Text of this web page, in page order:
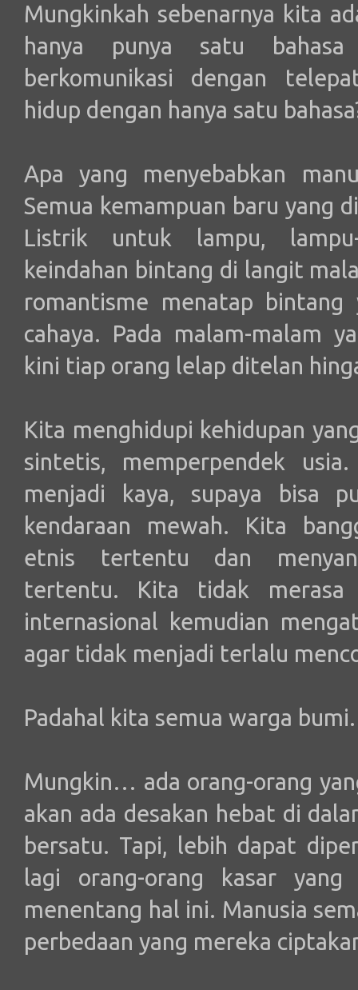
Mungkinkah sebenarnya kita
hanya punya satu
berkomunikasi dengan
hidup dengan hanya satu
Apa yang menyebabkan
Semua kemampuan baru yang
Listrik untuk lampu,
keindahan bintang di langit
romantisme menatap
cahaya. Pada malam-malam
kini tiap orang lelap ditelan
Kita menghidupi kehidupan
sintetis, memperpendek
menjadi kaya, supaya bisa
kendaraan mewah. Kita
etnis tertentu dan
tertentu. Kita tidak merasa
internasional kemudian
agar tidak menjadi terlalu
Padahal kita semua warga bumi.
Mungkin… ada orang-orang
akan ada desakan hebat di
bersatu. Tapi, lebih dapat
lagi orang-orang kasar
menentang hal ini. Manusia
perbedaan yang mereka